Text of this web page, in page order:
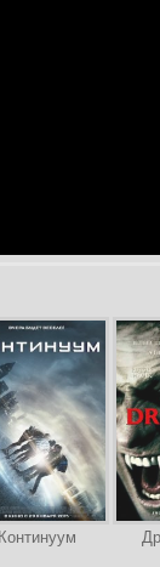
Континуум